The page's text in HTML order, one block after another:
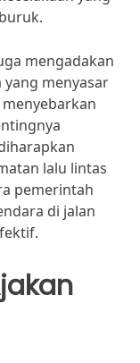
mengadakan
menyasar
lalu lintas
pemerintah
di jalan